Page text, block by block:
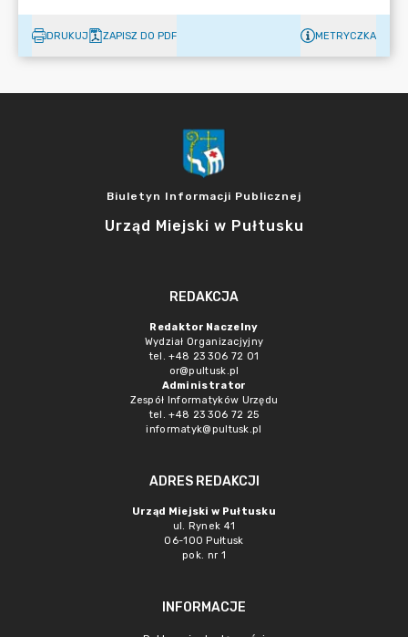
DRUKUJ ZAPISZ DO PDF METRYCZKA
Biuletyn Informacji Publicznej
Urząd Miejski w Pułtusku
REDAKCJA
Redaktor Naczelny
Wydział Organizacjyjny
tel. +48 23 306 72 01
or@pultusk.pl
Administrator
Zespół Informatyków Urzędu
tel. +48 23 306 72 25
informatyk@pultusk.pl
ADRES REDAKCJI
Urząd Miejski w Pułtusku
ul. Rynek 41
06-100 Pułtusk
pok. nr 1
INFORMACJE